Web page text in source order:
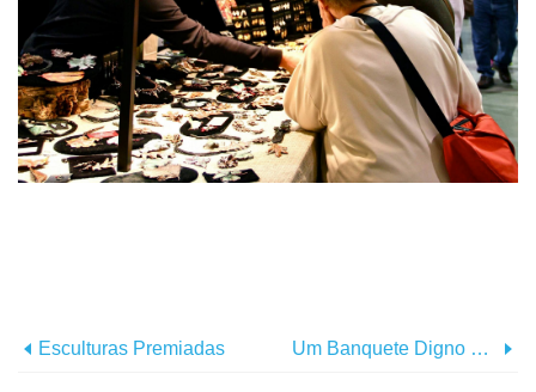
Esculturas Premiadas Um Banquete Digno De Um Pirata